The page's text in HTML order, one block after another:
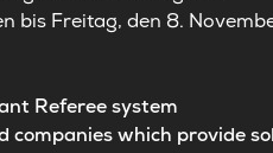
bis Freitag, den 8.
Referee system
companies which provide